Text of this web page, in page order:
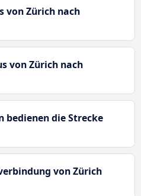
von Zürich nach
von Zürich nach
bedienen die Strecke
von Zürich